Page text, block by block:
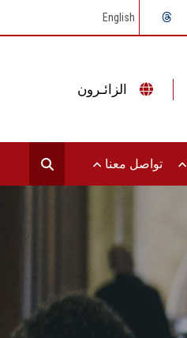
English
تواصل معنا